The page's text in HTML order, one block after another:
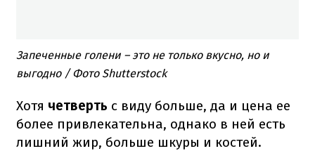
Запеченные голени – это не только вкусно, но и
выгодно / Фото Shutterstock
Хотя четверть с виду больше, да и цена ее
более привлекательна, однако в ней есть
лишний жир, больше шкуры и костей.